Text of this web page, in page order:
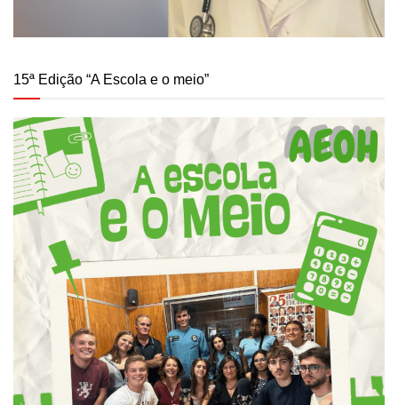
15ª Edição “A Escola e o meio”